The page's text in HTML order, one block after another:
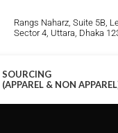
Rangs Naharz, Suite 5B,
Sector 4, Uttara, Dhaka
SOURCING
(APPAREL & NON